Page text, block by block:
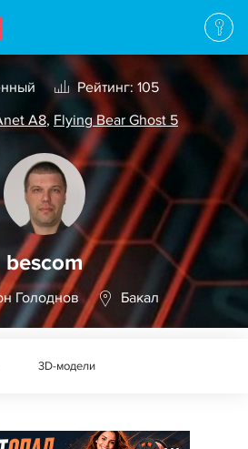
Рейтинг: 105
A8, Flying Bear Ghost 5
bescom
Голоднов Бакал
3D-модели